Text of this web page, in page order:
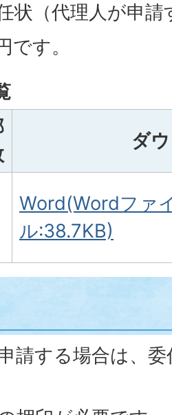
状（代理人が申
す。
ダ
Word(Wordファ
ル:38.7KB)
請する場合は、